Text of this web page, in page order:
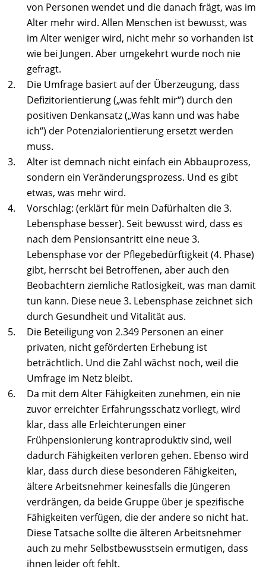
von Personen wendet und die danach frägt, was im
Alter mehr wird. Allen Menschen ist bewusst, was
im Alter weniger wird, nicht mehr so vorhanden ist
wie bei Jungen. Aber umgekehrt wurde noch nie
gefragt.
Die Umfrage basiert auf der Überzeugung, dass
Defizitorientierung („was fehlt mir“) durch den
positiven Denkansatz („Was kann und was habe
ich“) der Potenzialorientierung ersetzt werden
muss.
Alter ist demnach nicht einfach ein Abbauprozess,
sondern ein Veränderungsprozess. Und es gibt
etwas, was mehr wird.
Vorschlag: (erklärt für mein Dafürhalten die 3.
Lebensphase besser). Seit bewusst wird, dass es
nach dem Pensionsantritt eine neue 3.
Lebensphase vor der Pflegebedürftigkeit (4. Phase)
gibt, herrscht bei Betroffenen, aber auch den
Beobachtern ziemliche Ratlosigkeit, was man damit
tun kann. Diese neue 3. Lebensphase zeichnet sich
durch Gesundheit und Vitalität aus.
Die Beteiligung von 2.349 Personen an einer
privaten, nicht geförderten Erhebung ist
beträchtlich. Und die Zahl wächst noch, weil die
Umfrage im Netz bleibt.
Da mit dem Alter Fähigkeiten zunehmen, ein nie
zuvor erreichter Erfahrungsschatz vorliegt, wird
klar, dass alle Erleichterungen einer
Frühpensionierung kontraproduktiv sind, weil
dadurch Fähigkeiten verloren gehen. Ebenso wird
klar, dass durch diese besonderen Fähigkeiten,
ältere Arbeitsnehmer keinesfalls die Jüngeren
verdrängen, da beide Gruppe über je spezifische
Fähigkeiten verfügen, die der andere so nicht hat.
Diese Tatsache sollte die älteren Arbeitsnehmer
auch zu mehr Selbstbewusstsein ermutigen, dass
ihnen leider oft fehlt.